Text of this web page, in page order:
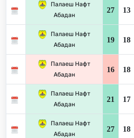
Палаеш Нафт
Абадан
27 13
Палаеш Нафт
Абадан
19 18
Палаеш Нафт
Абадан
16 18
Палаеш Нафт
Абадан
21 17
Палаеш Нафт
Абадан
27 18